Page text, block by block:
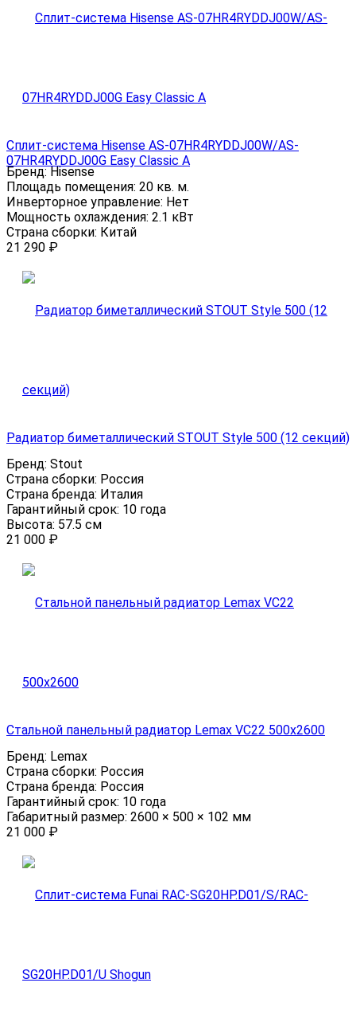
Сплит-система Hisense AS-07HR4RYDDJ00W/AS-
07HR4RYDDJ00G Easy Classic A
Бренд: Hisense
Площадь помещения: 20 кв. м.
Инверторное управление: Нет
Мощность охлаждения: 2.1 кВт
Страна сборки: Китай
21 290 ₽
Радиатор биметаллический STOUT Style 500 (12 секций)
Бренд: Stout
Страна сборки: Россия
Страна бренда: Италия
Гарантийный срок: 10 года
Высота: 57.5 см
21 000 ₽
Стальной панельный радиатор Lemax VC22 500х2600
Бренд: Lemax
Страна сборки: Россия
Страна бренда: Россия
Гарантийный срок: 10 года
Габаритный размер: 2600 × 500 × 102 мм
21 000 ₽